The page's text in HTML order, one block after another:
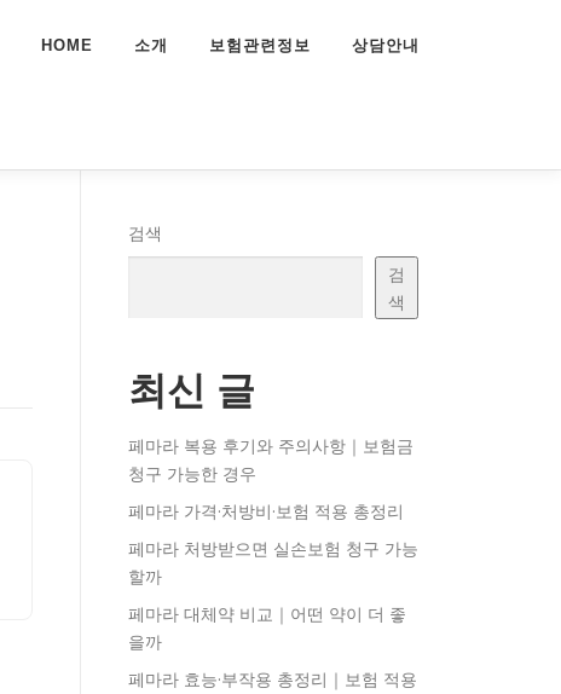
HOME 소개 보험관련정보 상담안내
검색
검
색
최신 글
페마라 복용 후기와 주의사항｜보험금
청구 가능한 경우
페마라 가격·처방비·보험 적용 총정리
페마라 처방받으면 실손보험 청구 가능
할까
페마라 대체약 비교｜어떤 약이 더 좋
을까
페마라 효능·부작용 총정리｜보험 적용